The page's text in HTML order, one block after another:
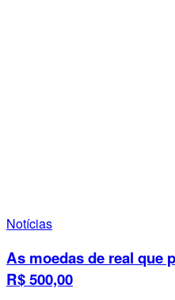
Notícias
As moedas de real que
R$ 500,00